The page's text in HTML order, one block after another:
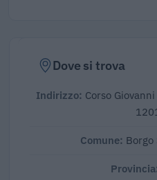
Dove si trova
Indirizzo: Corso
Comune: Borgo